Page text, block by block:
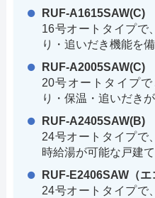
RUF-A1615SAW(C)
16号オートタイプで
り・追いだき機能を
RUF-A2005SAW(C)
20号オートタイプ
り・保温・追いだき
RUF-A2405SAW(B)
24号オートタイプで
時給湯が可能な戸建
RUF-E2406SAW（エ
24号オートタイプで